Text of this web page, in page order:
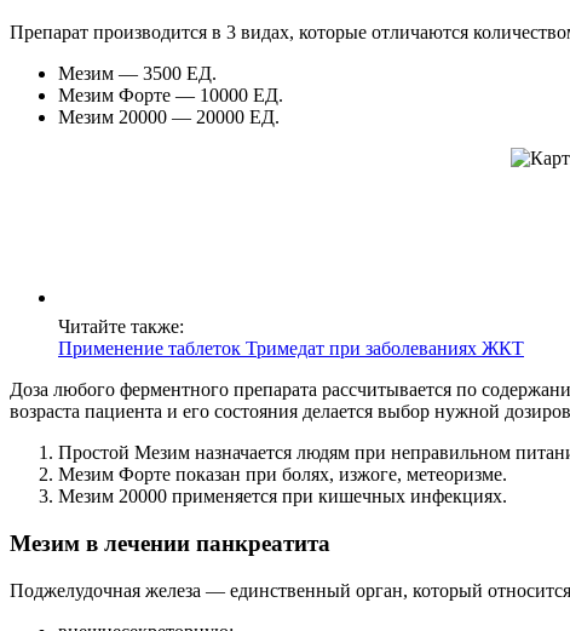
Препарат производится в 3 видах, которые отличаются
Мезим — 3500 ЕД.
Мезим Форте — 10000 ЕД.
Мезим 20000 — 20000 ЕД.
Читайте также:
Применение таблеток Тримедат при заболеваниях ЖКТ
Доза любого ферментного препарата рассчитывается по
возраста пациента и его состояния делается выбор нужной
Простой Мезим назначается людям при неправильном
Мезим Форте показан при болях, изжоге, метеоризме.
Мезим 20000 применяется при кишечных инфекциях.
Мезим в лечении панкреатита
Поджелудочная железа — единственный орган, который